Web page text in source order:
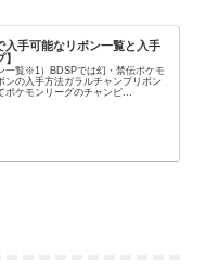
入手可能なリボン一覧と入手
一覧※1）BDSPでは幻・禁伝ポケモ
ンの入手方法ガラルチャンプリボン
ポケモンリーグのチャンピ...